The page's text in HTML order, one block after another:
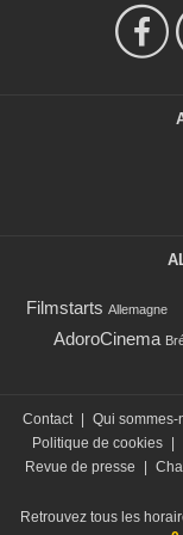
Filmstarts Allemagne
AdoroCinema
Contact Qui sommes-
Politique de cookies
Revue de presse
Retrouvez tous les